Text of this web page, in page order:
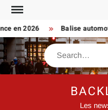
Skip
content
2026 Balise
Search
Les